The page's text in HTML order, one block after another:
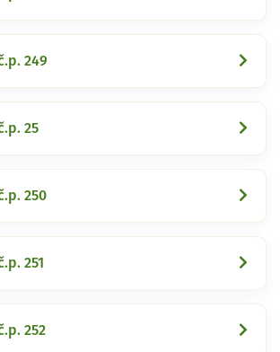
249
25
250
251
252